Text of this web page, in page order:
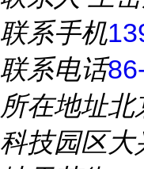
联系手机
联系电话
所在地址北
科技园区大